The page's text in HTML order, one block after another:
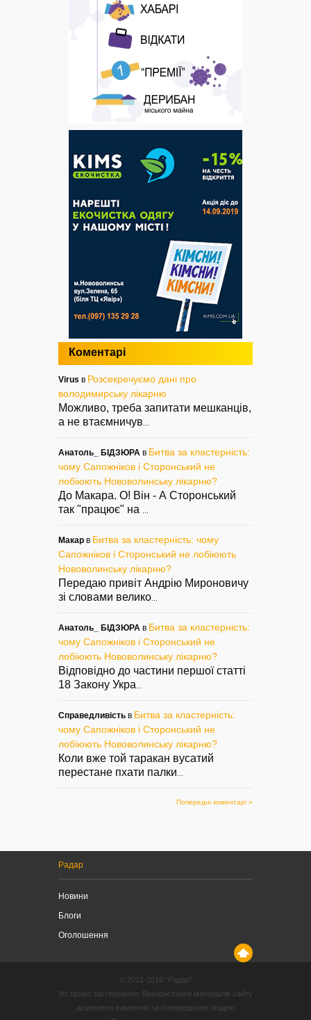
Коментарі
Virus в Розсекречуємо дані про
володимирську лікарню
Можливо, треба запитати мешканців,
а не втаємничув
Анатоль_ БІДЗЮРА в Битва за кластерність:
чому Сапожніков і Сторонський не
лобіюють Нововолинську лікарню?
До Макара. О! Він - А Сторонський
так "працює" на
Макар в Битва за кластерність: чому
Сапожніков і Сторонський не лобіюють
Нововолинську лікарню?
Передаю привіт Андрію Мироновичу
зі словами велико
Анатоль_ БІДЗЮРА в Битва за кластерність:
чому Сапожніков і Сторонський не
лобіюють Нововолинську лікарню?
Відповідно до частини першої статті
18 Закону Укра
Справедливість в Битва за кластерність:
чому Сапожніков і Сторонський не
лобіюють Нововолинську лікарню?
Коли вже той таракан вусатий
перестане пхати палки
Попередні коментарі »
Радар
Новини
Блоги
Оголошення
© 2012-2016 “Радар”
Усі права застережено. Використання матеріалів сайту
дозволено виключно за попередньою згодою